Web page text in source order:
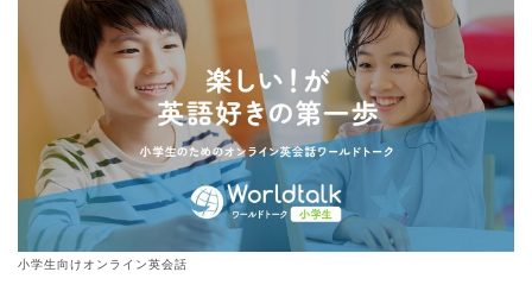
小学生向けオンライン英会話